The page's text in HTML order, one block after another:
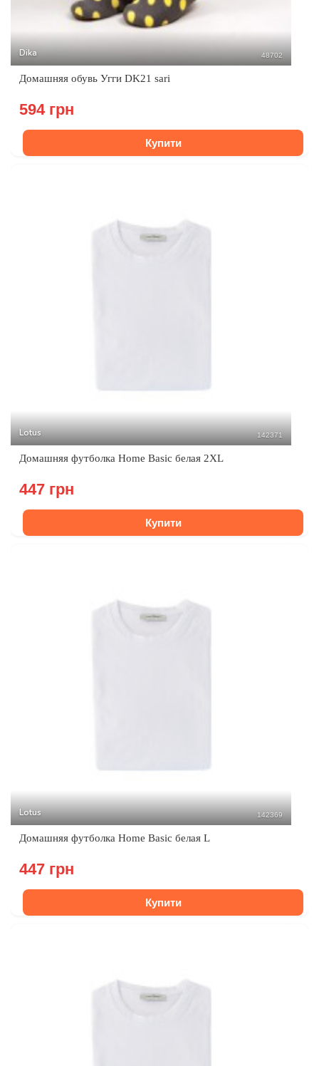
Dika 48702
Домашняя обувь Угги DK21 sari
594 грн
Купити
Lotus 142371
Домашняя футболка Home Basic белая 2XL
447 грн
Купити
Lotus 142369
Домашняя футболка Home Basic белая L
447 грн
Купити